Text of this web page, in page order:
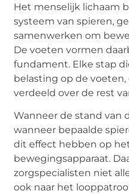
Het menselijk lichaam
systeem van spieren,
samenwerken om
De voeten vormen
fundament. Elke stap
belasting op de
verdeeld over de rest
Wanneer de stand van
wanneer bepaalde
dit effect hebben op
bewegingsapparaat.
zorgspecialisten niet
ook naar het